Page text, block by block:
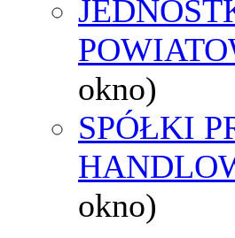
okno)
SPÓŁKI
okno)